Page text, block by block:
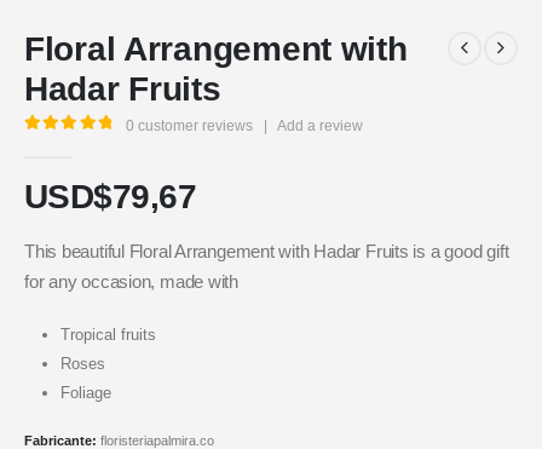
Floral Arrangement with
Hadar Fruits
0 customer reviews | Add a review
USD$79,67
This beautiful Floral Arrangement with Hadar Fruits is a good gift
for any occasion, made with
Tropical fruits
Roses
Foliage
Fabricante: floristeriapalmira.co